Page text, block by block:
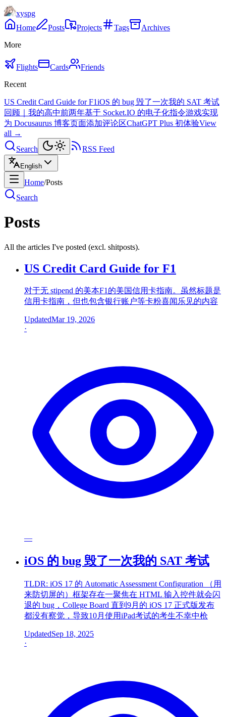
xyspg
Home
Posts Projects Tags
Archives
More
Flights Cards
Friends
Recent
US Credit Card Guide for F1iOS 的 bug 毁了一次我的 SAT 考试
回顾｜我的高中前两年基于 Socket.IO 的电子化指令游戏实现
为 Docusaurus 博客页面添加评论区ChatGPT Plus 初体验View
all →
Search
RSS Feed
English
Home/Posts
Search
Posts
All the articles I've posted (excl. shitposts).
US Credit Card Guide for F1
对于无 stipend 的美本F1的美国信用卡指南。虽然标题是
信用卡指南，但也包含银行账户等卡粉喜闻乐见的内容
UpdatedMar 19, 2026
·
—
iOS 的 bug 毁了一次我的 SAT 考试
TLDR: iOS 17 的 Automatic Assessment Configuration （用
来防切屏的）框架存在一聚焦在 HTML 输入控件就会闪
退的 bug，College Board 直到9月的 iOS 17 正式版发布
都没有察觉，导致10月使用iPad考试的考生不幸中枪
UpdatedSep 18, 2025
·